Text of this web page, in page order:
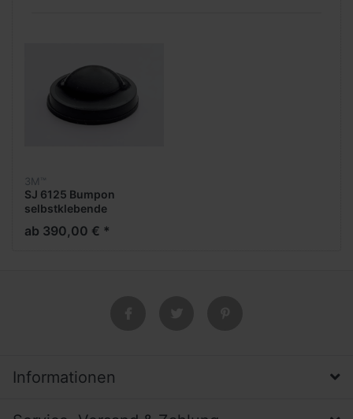
3M™
SJ 6125 Bumpon
selbstklebende
Elastikpuffer
ab 390,00 € *
Informationen